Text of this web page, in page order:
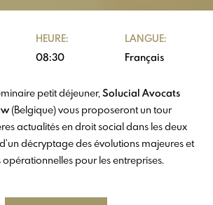
HEURE:
08:30
LANGUE:
Français
petit déjeuner, Solucial Avocats
(Belgique) vous proposeront un tour
actualités en droit social dans les deux
décryptage des évolutions majeures et
pour les entreprises.